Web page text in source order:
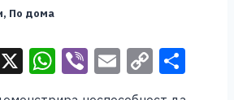
, По дома
X W Vi E
m
C